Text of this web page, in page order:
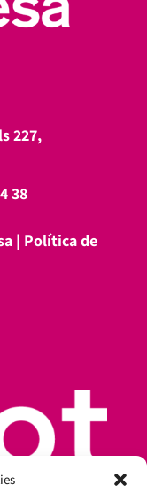
227,
38
| Política de